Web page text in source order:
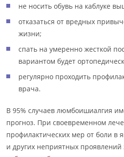
не носить обувь на каблуке
отказаться от вредных
жизни;
спать на умеренно жесткой
вариантом будет
регулярно проходить
врача.
В 95% случаев люмбоишиалгия
прогноз. При своевременном
профилактических мер от боли в
и других неприятных